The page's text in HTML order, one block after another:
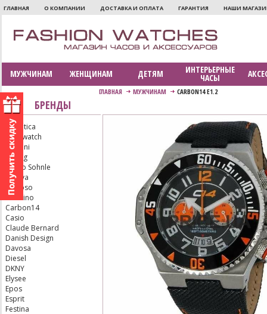
ГЛАВНАЯ О КОМПАНИИ ДОСТАВКА И ОПЛАТА ГАРАНТИЯ НАШИ
МУЖЧИНАМ ЖЕНЩИНАМ ДЕТЯМ ИНТЕРЬЕРНЫЕ
ЧАСЫ
ГЛАВНАЯ МУЖЧИНАМ CARBON14 E1.2
БРЕНДЫ
Adriatica
Aerowatch
Armani
Bering
Bruno Sohnle
Bulova
Calypso
Candino
Carbon14
Casio
Claude Bernard
Danish Design
Davosa
Diesel
DKNY
Elysee
Epos
Esprit
Festina